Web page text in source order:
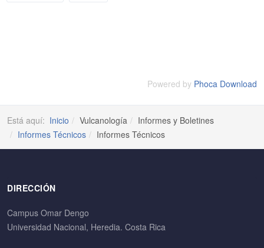
Powered by Phoca Download
Está aquí: Inicio Vulcanología
Informes y Boletines
Informes Técnicos
Informes Técnicos
DIRECCIÓN
Campus Omar Dengo
Universidad Nacional, Heredia. Costa Rica